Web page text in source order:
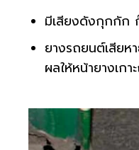
มีเสียงดังกุกกัก
ยางรถยนต์เสียห
ผลให้หน้ายางเก